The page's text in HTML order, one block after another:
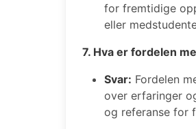
for fremtidige
eller
7. Hva er fordelen
Svar: Fordelen
over erfaringer
og referanse for